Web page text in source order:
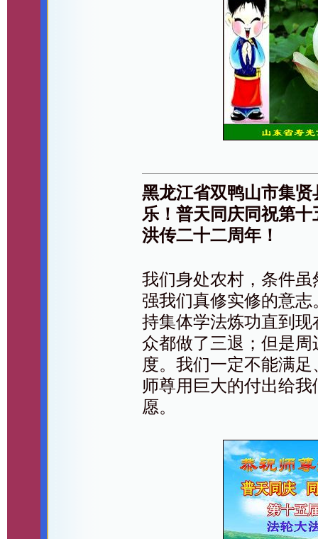
黑龙江省双鸭山市集
乐！普天同庆同祝第
洪传二十二周年！
我们身处农村，条件
强我们真修实修的意
持集体学法炼功直到
众都做了三退；但是
度。我们一定不能满
师尊用巨大的付出给
愿。